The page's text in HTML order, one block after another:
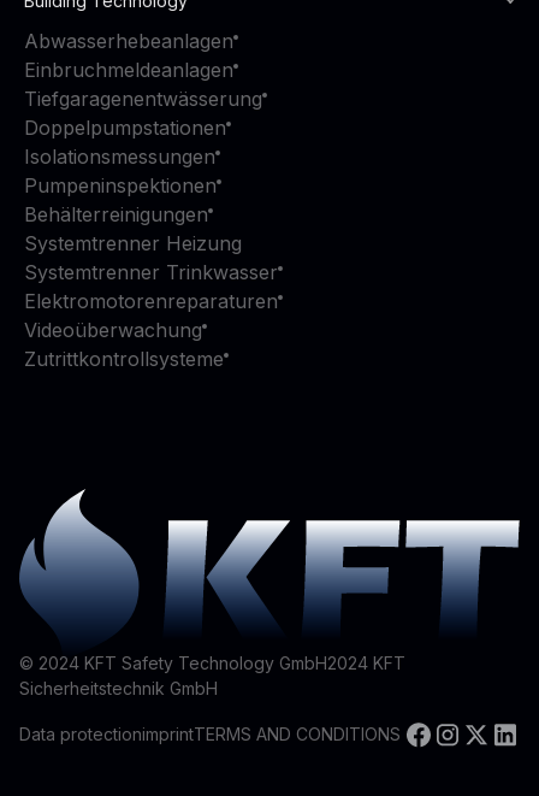
Abwasserhebeanlagen
Einbruchmeldeanlagen
Tiefgaragenentwässerung
Doppelpumpstationen
Isolationsmessungen
Pumpeninspektionen
Behälterreinigungen
Systemtrenner Heizung
Systemtrenner Trinkwasser
Elektromotorenreparaturen
Videoüberwachung
Zutrittkontrollsysteme
© 2024 KFT Safety Technology GmbH2024 KFT
Sicherheitstechnik GmbH
Data protectionimprintTERMS AND CONDITIONS